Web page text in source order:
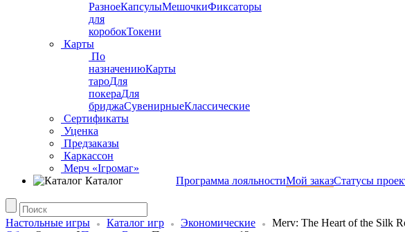
РазноеКапсулыМешочкиФиксаторы
для
коробокТокени
Карты
По
назначениюКарты
тароДля
покераДля
бриджаСувенирныеКлассические
Сертификаты
Уценка
Предзаказы
Каркассон
Мерч «Ігромаг»
Каталог
Программа лояльностиМой заказСтатусы
Настольные игры Каталог игр Экономические
Merv: The Heart of the Silk